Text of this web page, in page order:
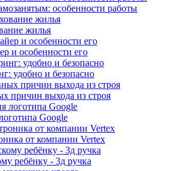
особенности работы
жилья
и особенности его
удобно и безопасно
причин выхода из строя
Google
от компании Vertex
ребёнку - 3д ручка